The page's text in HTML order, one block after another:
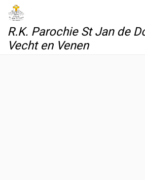
Skip to content
R.K. Parochie St Jan de
Vecht en Venen